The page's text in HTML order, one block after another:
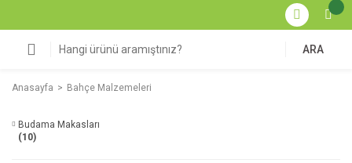
ARA
Anasayfa Bahçe Malzemeleri
Budama Makasları
(10)